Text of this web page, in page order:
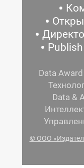
Publish
Data Award
Data &
© ООО